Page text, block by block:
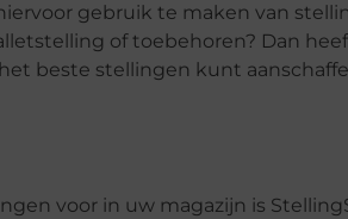
gebruik te maken van
of toebehoren? Dan
beste stellingen kunt
voor in uw magazijn is